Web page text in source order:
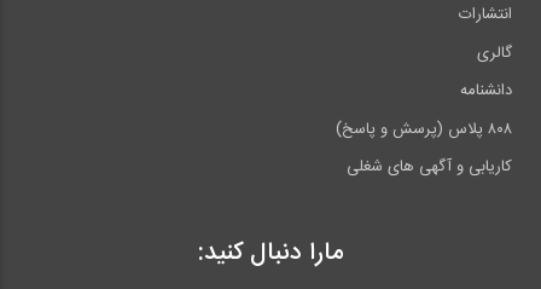
انتشارات
گالری
دانشنامه
۸۰۸ پلاس (پرسش و پاسخ)
کاریابی و آگهی های شغلی
مارا دنبال کنید: